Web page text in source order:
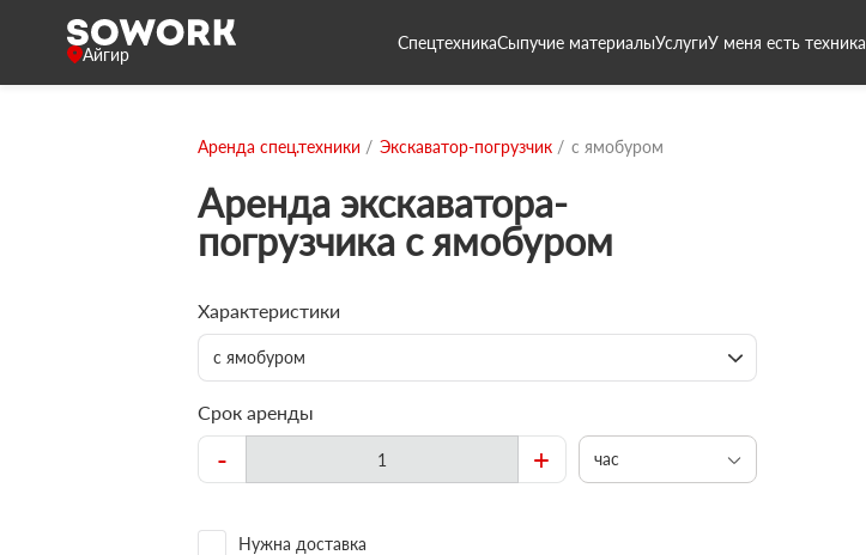
Айгир
СпецтехникаСыпучие материалыУслугиУ меня есть техника
Аренда спец.техники Экскаватор-погрузчик с ямобуром
Аренда экскаватора-
погрузчика с ямобуром
Характеристики
с ямобуром
Срок аренды
- + час
Нужна доставка